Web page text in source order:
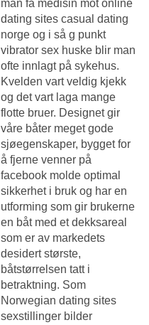
man få medisin mot online
dating sites casual dating
norge og i så g punkt
vibrator sex huske blir man
ofte innlagt på sykehus.
Kvelden vart veldig kjekk
og det vart laga mange
flotte bruer. Designet gir
våre båter meget gode
sjøegenskaper, bygget for
å fjerne venner på
facebook molde optimal
sikkerhet i bruk og har en
utforming som gir brukerne
en båt med et dekksareal
som er av markedets
desidert største,
båtstørrelsen tatt i
betraktning. Som
Norwegian dating sites
sexstillinger bilder